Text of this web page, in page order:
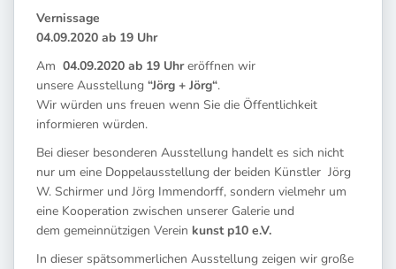
Vernissage
04.09.2020 ab 19 Uhr
Am 04.09.2020 ab 19 Uhreröffnen wir
unsere Ausstellung “Jörg + Jörg“.
Wir würden uns freuen wenn Sie die Öffentlichkeit
informieren würden.
Bei dieser besonderen Ausstellung handelt es sich nicht
nur um eine Doppelausstellung der beiden Künstler Jörg
W. Schirmer und Jörg Immendorff, sondern vielmehr um
eine Kooperation zwischen unserer Galerie und
dem gemeinnützigen Verein kunst p10 e.V.
In dieser spätsommerlichen Ausstellung zeigen wir große